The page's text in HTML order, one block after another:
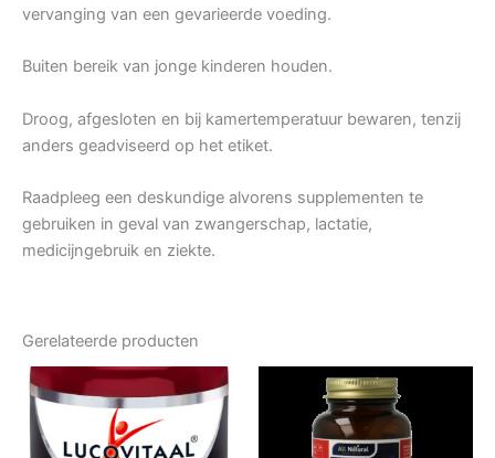
vervanging van een gevarieerde voeding.
Buiten bereik van jonge kinderen houden.
Droog, afgesloten en bij kamertemperatuur bewaren, tenzij
anders geadviseerd op het etiket.
Raadpleeg een deskundige alvorens supplementen te
gebruiken in geval van zwangerschap, lactatie,
medicijngebruik en ziekte.
Gerelateerde producten